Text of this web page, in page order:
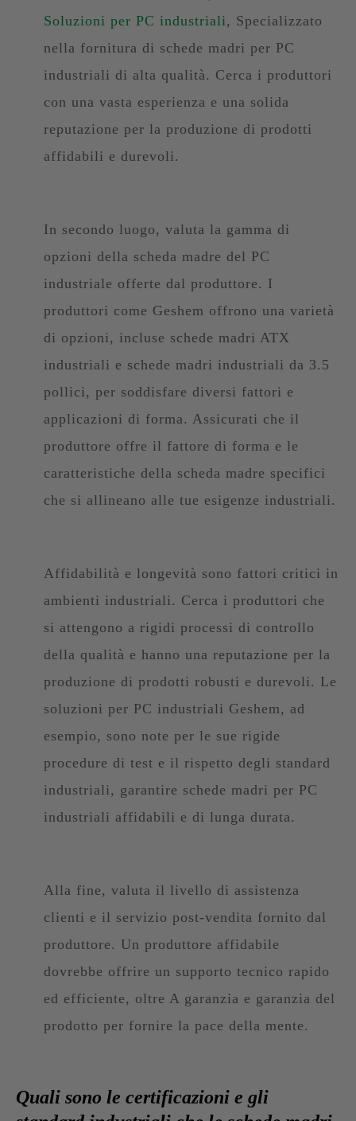
Soluzioni per PC industriali, Specializzato
nella fornitura di schede madri per PC
industriali di alta qualità. Cerca i produttori
con una vasta esperienza e una solida
reputazione per la produzione di prodotti
affidabili e durevoli.
In secondo luogo, valuta la gamma di
opzioni della scheda madre del PC
industriale offerte dal produttore. I
produttori come Geshem offrono una varietà
di opzioni, incluse schede madri ATX
industriali e schede madri industriali da 3.5
pollici, per soddisfare diversi fattori e
applicazioni di forma. Assicurati che il
produttore offre il fattore di forma e le
caratteristiche della scheda madre specifici
che si allineano alle tue esigenze industriali.
Affidabilità e longevità sono fattori critici in
ambienti industriali. Cerca i produttori che
si attengono a rigidi processi di controllo
della qualità e hanno una reputazione per la
produzione di prodotti robusti e durevoli. Le
soluzioni per PC industriali Geshem, ad
esempio, sono note per le sue rigide
procedure di test e il rispetto degli standard
industriali, garantire schede madri per PC
industriali affidabili e di lunga durata.
Alla fine, valuta il livello di assistenza
clienti e il servizio post-vendita fornito dal
produttore. Un produttore affidabile
dovrebbe offrire un supporto tecnico rapido
ed efficiente, oltre A garanzia e garanzia del
prodotto per fornire la pace della mente.
Quali sono le certificazioni e gli